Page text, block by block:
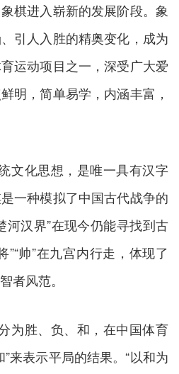
棋进入崭新的发展阶段。象
引人入胜的精奥变化，成为
运动项目之一，深受广大爱
明，简单易学，内涵丰富，
文化思想，是唯一具有汉字
一种模拟了中国古代战争的
河汉界”在现今仍能寻找到古
”“帅”在九宫内行走，体现了
者风范。
为胜、负、和，在中国体育
来表示平局的结果。“以和为